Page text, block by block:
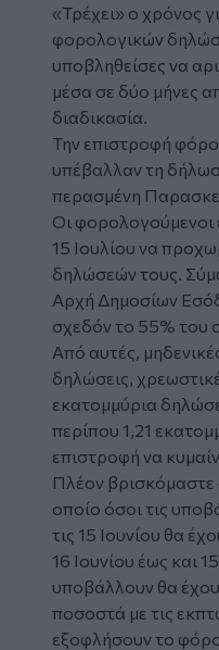
«Τρέχει» ο χρόνος
φορολογικών
υποβληθείσες να
μέσα σε δύο μήνες
διαδικασία.
Την επιστροφή
υπέβαλλαν τη
περασμένη
Οι φορολογούμενοι
15 Ιουλίου να
δηλώσεών τους.
Αρχή Δημοσίων
σχεδόν το 55% του
Από αυτές,
δηλώσεις,
εκατομμύρια
περίπου 1,21
επιστροφή να
Πλέον βρισκόμαστε
οποίο όσοι τις
τις 15 Ιουνίου θα
16 Ιουνίου έως και
υποβάλλουν θα
ποσοστά με τις
εξοφλήσουν το